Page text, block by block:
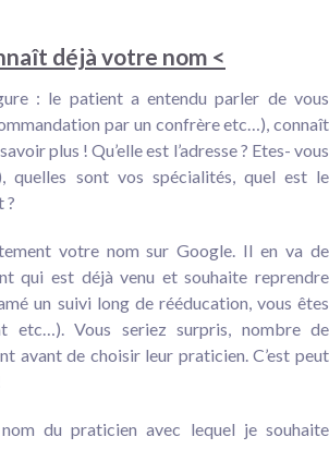
déjà votre nom <
: le patient a entendu parler de vous
par un confrère etc…), connaît
plus ! Qu’elle est l’adresse ? Etes- vous
quelles sont vos spécialités, quel est le
?
votre nom sur Google. Il en va de
qui est déjà venu et souhaite reprendre
un suivi long de rééducation, vous êtes
etc…). Vous seriez surpris, nombre de
avant de choisir leur praticien. C’est peut
du praticien avec lequel je souhaite